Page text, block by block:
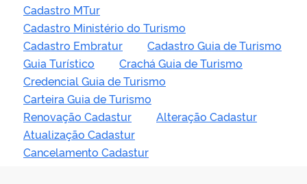
Cadastro MTur
Cadastro Ministério do Turismo
Cadastro Embratur
Cadastro Guia de Turismo
Guia Turístico
Crachá Guia de Turismo
Credencial Guia de Turismo
Carteira Guia de Turismo
Renovação Cadastur
Alteração Cadastur
Atualização Cadastur
Cancelamento Cadastur